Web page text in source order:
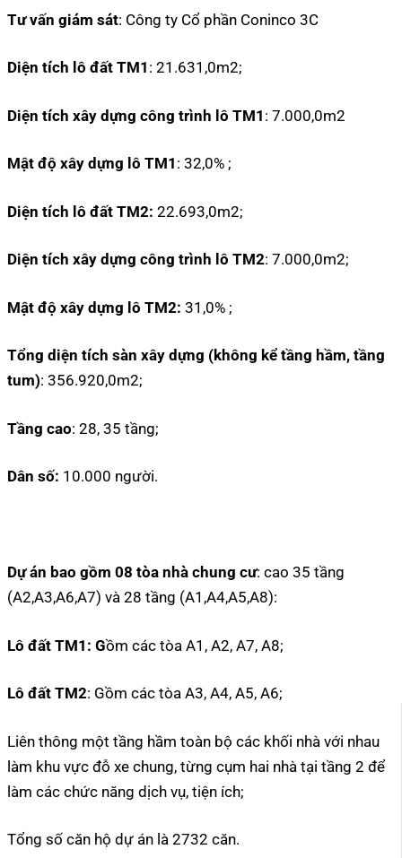
Tư vấn giám sát: Công ty Cổ phần Coninco 3C
Diện tích lô đất TM1 : 21.631,0m2;
Diện tích xây dựng công trình lô TM1 : 7.000,0m2
Mật độ xây dựng lô TM1 : 32,0% ;
Diện tích lô đất TM2: 22.693,0m2;
Diện tích xây dựng công trình lô TM2: 7.000,0m2;
Mật độ xây dựng lô TM2: 31,0% ;
Tổng diện tích sàn xây dựng (không kể tầng hầm, tầng
tum): 356.920,0m2;
Tầng cao: 28, 35 tầng;
Dân số: 10.000 người.
Dự án bao gồm 08 tòa nhà chung cư: cao 35 tầng
(A2,A3,A6,A7) và 28 tầng (A1,A4,A5,A8):
Lô đất TM1: Gồm các tòa A1, A2, A7, A8;
Lô đất TM2: Gồm các tòa A3, A4, A5, A6;
Liên thông một tầng hầm toàn bộ các khối nhà với nhau
làm khu vực đỗ xe chung, từng cụm hai nhà tại tầng 2 để
làm các chức năng dịch vụ, tiện ích;
Tổng số căn hộ dự án là 2732 căn.